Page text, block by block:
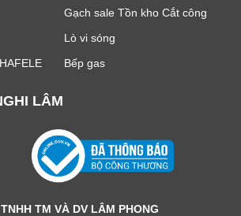
Gạch sale Tồn kho Cắt công
Lò vi sóng
Bếp gas
LÂM
TM VÀ DV LÂM PHONG